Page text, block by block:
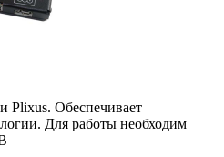
Plixus. Обеспечивает
Для работы необходим